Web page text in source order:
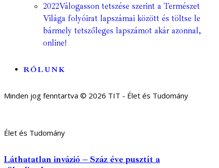
2022Válogasson tetszése szerint a Természet
Világa folyóirat lapszámai között és töltse le
bármely tetszőleges lapszámot akár azonnal,
online!
RÓLUNK
Minden jog fenntartva © 2026 TIT - Élet és Tudomány
Élet és Tudomány
Láthatatlan invázió – Száz éve pusztít a